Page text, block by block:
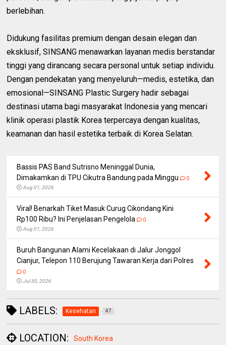
berlebihan.
Didukung fasilitas premium dengan desain elegan dan
eksklusif, SINSANG menawarkan layanan medis berstandar
tinggi yang dirancang secara personal untuk setiap individu.
Dengan pendekatan yang menyeluruh—medis, estetika, dan
emosional—SINSANG Plastic Surgery hadir sebagai
destinasi utama bagi masyarakat Indonesia yang mencari
klinik operasi plastik Korea terpercaya dengan kualitas,
keamanan dan hasil estetika terbaik di Korea Selatan.
Bassis PAS Band Sutrisno Meninggal Dunia,
Dimakamkan di TPU Cikutra Bandung pada Minggu
0
Aug 01, 2026
Viral! Benarkah Tiket Masuk Curug Cikondang Kini
Rp100 Ribu? Ini Penjelasan Pengelola
0
Aug 01, 2026
Buruh Bangunan Alami Kecelakaan di Jalur Jonggol
Cianjur, Telepon 110 Berujung Tawaran Kerja dari Polres
0
Jul 30, 2026
LABELS: Kesehatan 47
LOCATION: South Korea